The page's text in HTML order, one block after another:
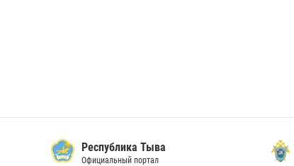
Республика Тыва
Официальный портал